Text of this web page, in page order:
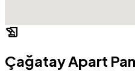
history_edu
Çağatay Apart